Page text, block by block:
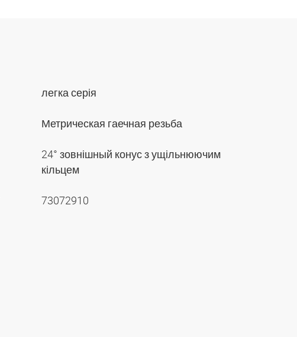
легка серія
Метрическая гаечная резьба
24° зовнішный конус з ущільнюючим
кільцем
73072910